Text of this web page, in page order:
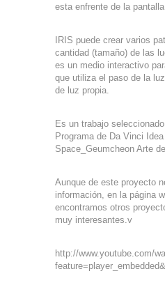
esta enfrente de la
IRIS puede crear varios
cantidad (tamaño) de las
es un medio interactivo
que utiliza el paso de la
de luz propia.
Es un trabajo
Programa de Da Vinci
Space_Geumcheon Arte
Aunque de este proyecto
información, en la página
encontramos otros
muy interesantes.v
http://www.youtube.com/